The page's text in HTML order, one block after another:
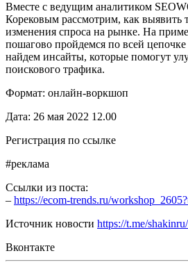
Вместе с ведущим аналитиком
Корековым рассмотрим, как выявить
изменения спроса на рынке. На
пошагово пройдемся по всей
найдем инсайты, которые помогут
поискового трафика.
Формат: онлайн-воркшоп
Дата: 26 мая 2022 12.00
Регистрация по ссылке
#реклама
Ссылки из поста:
– https://ecom-trends.ru/
Источник новости https://t.me/
Вконтакте